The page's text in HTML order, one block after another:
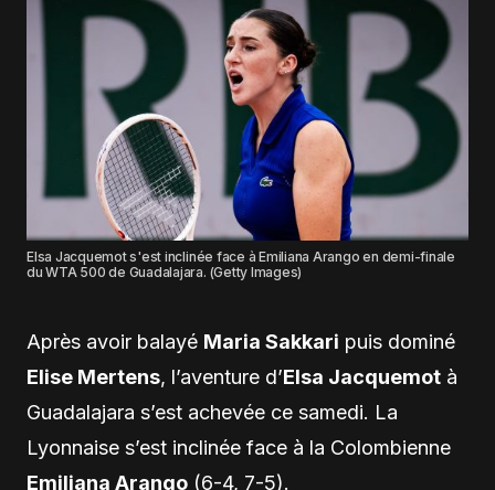
Elsa Jacquemot s'est inclinée face à Emiliana Arango en demi-finale
du WTA 500 de Guadalajara. (Getty Images)
Après avoir balayé Maria Sakkari puis dominé
Elise Mertens, l’aventure d’Elsa Jacquemot à
Guadalajara s’est achevée ce samedi. La
Lyonnaise s’est inclinée face à la Colombienne
Emiliana Arango (6-4, 7-5).